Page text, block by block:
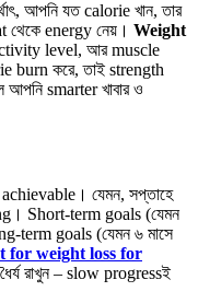
আপনি যত calorie খান, তার
থেকে energy নেয়। Weight
level, আর muscle
burn করে, তাই strength
smarter খাবার ও
যেমন, সপ্তাহে
Short-term goals (যেমন
term goals (যেমন ৬ মাসে
for weight loss for
রাখুন – slow progressই